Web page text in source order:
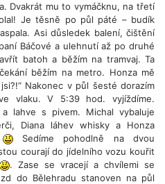
Dvakrát mu to vymáčknu, na třetí
Je těsně po půl páté – budík
Asi důsledek balení, čištění
Báčové a ulehnutí až po druhé
batoh a běžím na tramvaj. Ta
běžím na metro. Honza mě
Nakonec v půl šesté dorazím
vlaku. V 5:39 hod. vyjíždíme.
a lahve s pivem. Michal vybaluje
Diana láhev whisky a Honza
Sedíme pohodlně na dvou
courají do jídelního vozu kouřit
. Zase se vracejí a chvílemi se
do Bělehradu stanoven na půl